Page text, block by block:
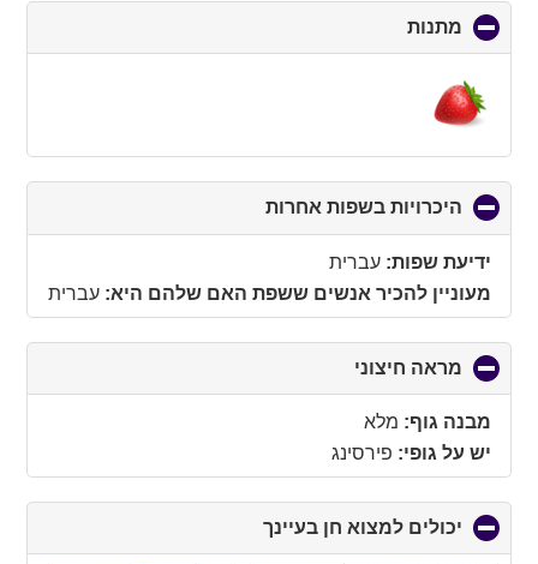
מתנות
to
היכרויות בשפות אחרות
to
ידיעת שפות: עברית
מעוניין להכיר אנשים ששפת האם שלהם היא: עברית
מראה חיצוני
to
מבנה גוף: מלא
יש על גופי: פירסינג
יכולים למצוא חן בעיינך
to